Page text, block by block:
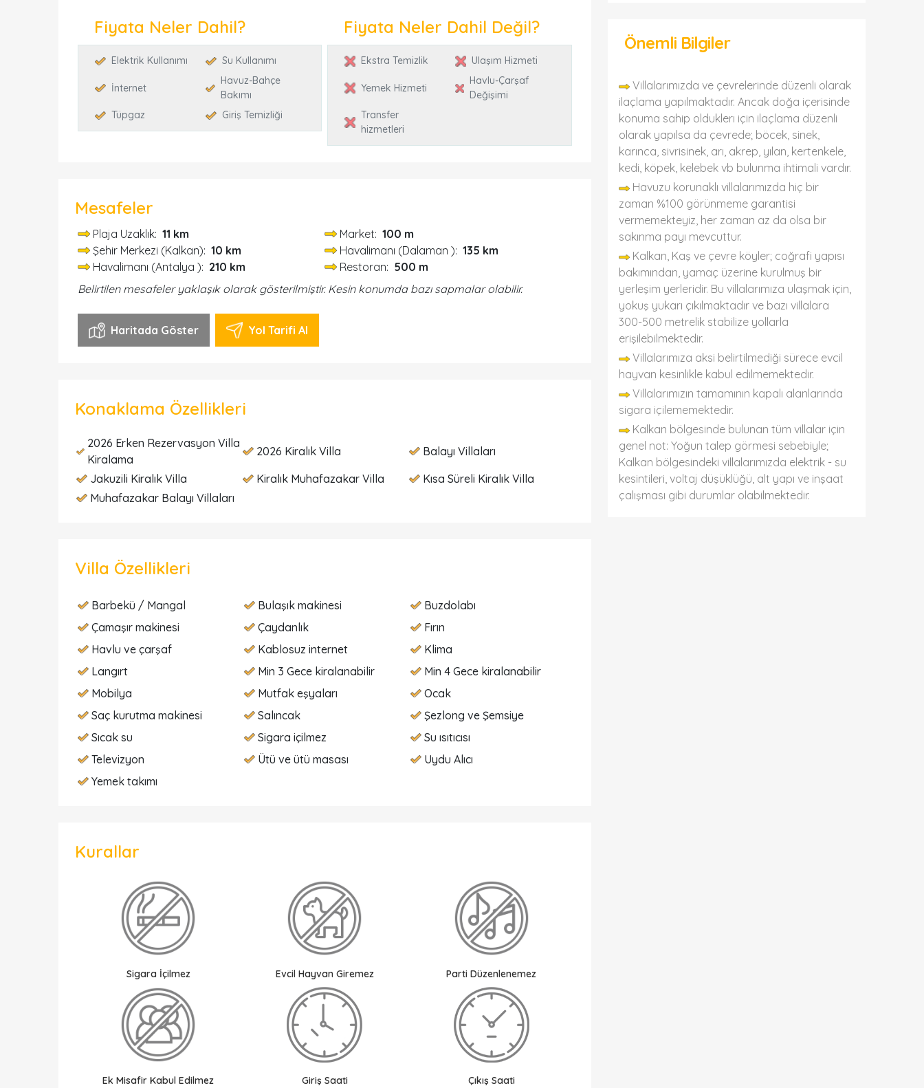
Fiyata Neler Dahil?
Elektrik Kullanımı Su Kullanımı
İnternet
Havuz-Bahçe
Bakımı
Tüpgaz
Giriş Temizliği
Fiyata Neler Dahil Değil?
Ekstra Temizlik Ulaşım Hizmeti
Yemek Hizmeti
Havlu-Çarşaf
Değişimi
Transfer
hizmetleri
Mesafeler
Plaja Uzaklık: 11 km Market:100 m
Şehir Merkezi (Kalkan): 10 km Havalimanı (Dalaman ):135 km
Havalimanı (Antalya ): 210 km Restoran: 500 m
Belirtilen mesafeler yaklaşık olarak gösterilmiştir. Kesin konumda bazı sapmalar olabilir.
Haritada Göster Yol Tarifi Al
Konaklama Özellikleri
2026 Erken Rezervasyon Villa
Kiralama
2026 Kiralık Villa
Balayı Villaları
Jakuzili Kiralık Villa
Kiralık Muhafazakar Villa
Kısa Süreli Kiralık Villa
Muhafazakar Balayı Villaları
Villa Özellikleri
Barbekü / Mangal Bulaşık makinesi
Buzdolabı
Çamaşır makinesi
Çaydanlık
Fırın
Havlu ve çarşaf
Kablosuz internet
Klima
Langırt
Min 3 Gece kiralanabilir
Min 4 Gece kiralanabilir
Mobilya
Mutfak eşyaları
Ocak
Saç kurutma makinesi
Salıncak
Şezlong ve Şemsiye
Sıcak su
Sigara içilmez
Su ısıtıcısı
Televizyon
Ütü ve ütü masası
Uydu Alıcı
Yemek takımı
Kurallar
Sigara İçilmez Evcil Hayvan Giremez Parti Düzenlenemez
Ek Misafir Kabul Edilmez Giriş Saati Çıkış Saati
Önemli Bilgiler
Villalarımızda ve çevrelerinde düzenli olarak
ilaçlama yapılmaktadır. Ancak doğa içerisinde
konuma sahip olduklerı için ilaçlama düzenli
olarak yapılsa da çevrede; böcek, sinek,
karınca, sivrisinek, arı, akrep, yılan, kertenkele,
kedi, köpek, kelebek vb bulunma ihtimali vardır.
Havuzu korunaklı villalarımızda hiç bir
zaman %100 görünmeme garantisi
vermemekteyiz, her zaman az da olsa bir
sakınma payı mevcuttur.
Kalkan, Kaş ve çevre köyler; coğrafi yapısı
bakımından, yamaç üzerine kurulmuş bir
yerleşim yerleridir. Bu villalarımıza ulaşmak için,
yokuş yukarı çıkılmaktadır ve bazı villalara
300-500 metrelik stabilize yollarla
erişilebilmektedir.
Villalarımıza aksi belirtilmediği sürece evcil
hayvan kesinlikle kabul edilmemektedir.
Villalarımızın tamamının kapalı alanlarında
sigara içilememektedir.
Kalkan bölgesinde bulunan tüm villalar için
genel not: Yoğun talep görmesi sebebiyle;
Kalkan bölgesindeki villalarımızda elektrik - su
kesintileri, voltaj düşüklüğü, alt yapı ve inşaat
çalışması gibi durumlar olabilmektedir.